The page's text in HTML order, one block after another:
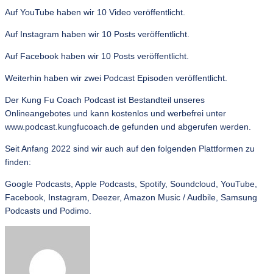
Auf YouTube haben wir 10 Video veröffentlicht.
Auf Instagram haben wir 10 Posts veröffentlicht.
Auf Facebook haben wir 10 Posts veröffentlicht.
Weiterhin haben wir zwei Podcast Episoden veröffentlicht.
Der Kung Fu Coach Podcast ist Bestandteil unseres
Onlineangebotes und kann kostenlos und werbefrei unter
www.podcast.kungfucoach.de gefunden und abgerufen werden.
Seit Anfang 2022 sind wir auch auf den folgenden Plattformen zu
finden:
Google Podcasts, Apple Podcasts, Spotify, Soundcloud, YouTube,
Facebook, Instagram, Deezer, Amazon Music / Audbile, Samsung
Podcasts und Podimo.